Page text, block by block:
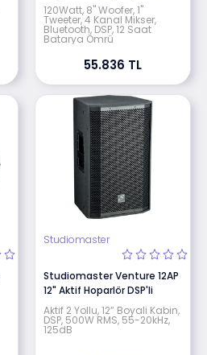
120Watt, 8" Woofer, 1"
Tweeter, 4 Kanal Mikser,
Bluetooth, DSP, 12 Saat
Batarya Ömrü
55.836 TL
Studiomaster
Studiomaster Venture 12AP
12" Aktif Hoparlör DSP'li
Aktif 2 Yollu, 12” Boyali Kabin,
DSP, 500W RMS, 55-20kHz,
125dB